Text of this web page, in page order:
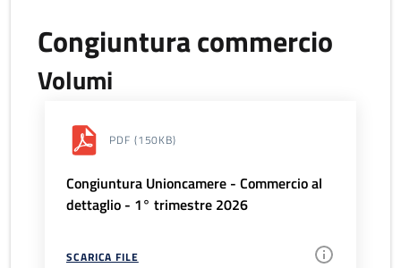
Congiuntura commercio
Volumi
PDF (150KB)
Congiuntura Unioncamere - Commercio al
dettaglio - 1° trimestre 2026
SCARICA FILE